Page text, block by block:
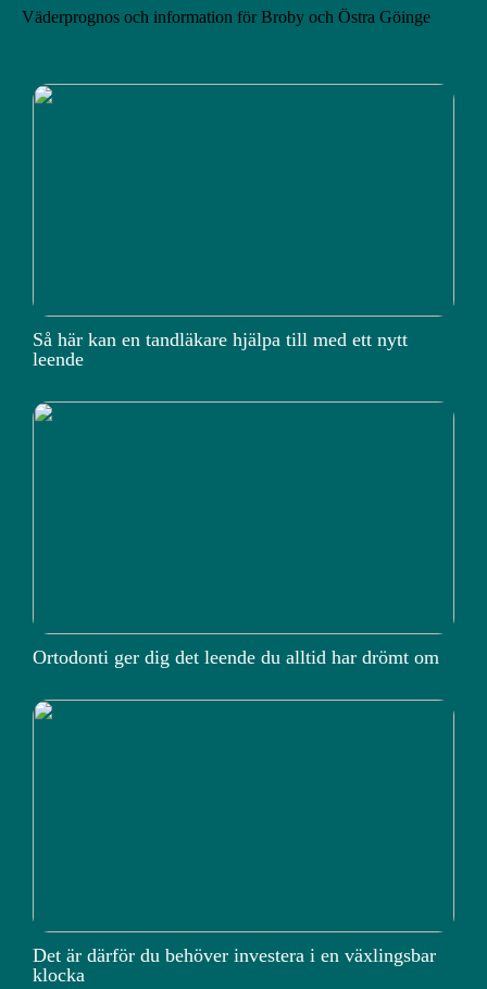
Väderprognos och information för Broby och Östra Göinge
Så här kan en tandläkare hjälpa till med ett nytt
leende
Ortodonti ger dig det leende du alltid har drömt om
Det är därför du behöver investera i en växlingsbar
klocka